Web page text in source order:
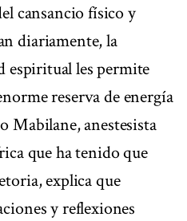
cansancio físico y
diariamente, la
espiritual les permite
reserva de energía
Mabilane, anestesista
que ha tenido que
explica que
y reflexiones